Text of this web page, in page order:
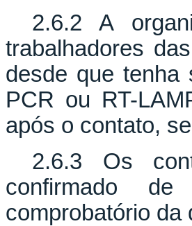
2.6.2 A
trabalhadores
desde que tenha
PCR ou RT-
após o contato,
2.6.3 Os
confirmado de
comprobatório da